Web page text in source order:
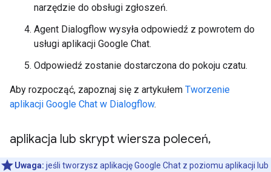
narzędzie do obsługi zgłoszeń.
Agent Dialogflow wysyła odpowiedź z powrotem do
usługi aplikacji Google Chat.
Odpowiedź zostanie dostarczona do pokoju czatu.
Aby rozpocząć, zapoznaj się z artykułem Tworzenie
aplikacji Google Chat w Dialogflow.
aplikacja lub skrypt wiersza poleceń,
Uwaga: jeśli tworzysz aplikację Google Chat z poziomu aplikacji lub